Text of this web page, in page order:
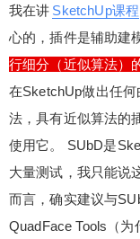
我在讲 SketchUp课程
心的，插件是辅助建
行细分（近似算法）
在SketchUp做出任
法，具有近似算法的
使用它。 SUbD是
大量测试，我只能说
而言，确实建议与
QuadFace Tools（